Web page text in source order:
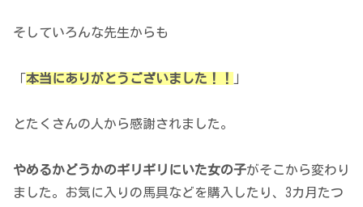
そしていろんな先生からも
「本当にありがとうございました！！ 」
とたくさんの人から感謝されました。
やめるかどうかのギリギリにいた女の子がそこから変わり
ました。お気に入りの馬具などを購入したり、3カ月たつ